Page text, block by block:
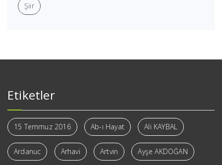
Şiir
Etiketler
15 Temmuz 2016 Ab-ı Hayat Ali KAYBAL
Ardanuc Arhavi Artvin Ayşe AKDOĞAN